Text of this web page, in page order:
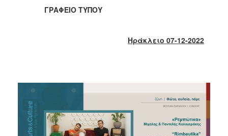
2018
2012
2010
2006
ΓΡΑΦΕΙΟ ΤΥΠΟΥ
Ηράκλειο 07-12-2022